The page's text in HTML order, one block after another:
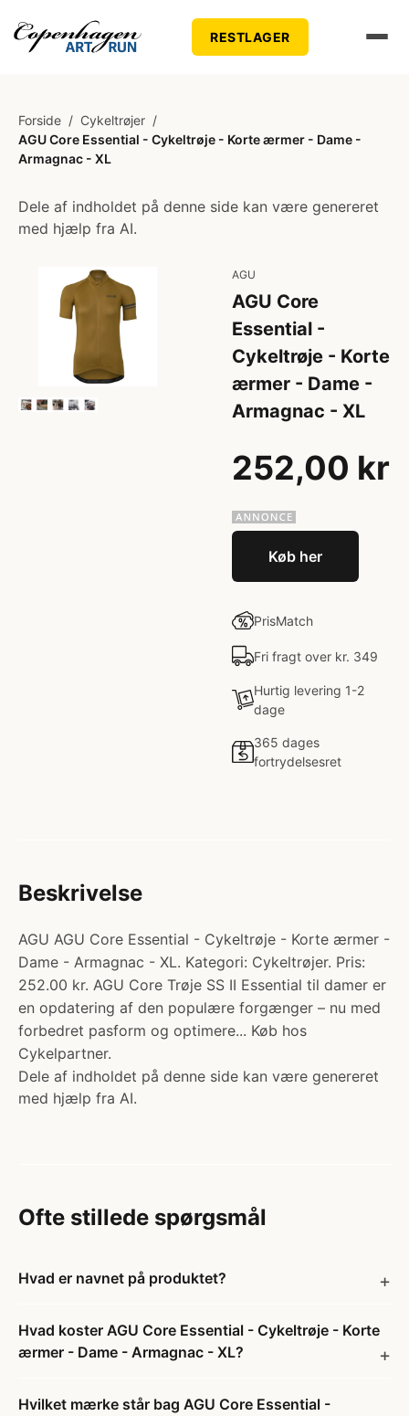
RESTLAGER
Forside / Cykeltrøjer /
AGU Core Essential - Cykeltrøje - Korte ærmer - Dame -
Armagnac - XL
Dele af indholdet på denne side kan være genereret
med hjælp fra AI.
AGU
AGU Core
Essential -
Cykeltrøje - Korte
ærmer - Dame -
Armagnac - XL
252,00 kr
Køb her
PrisMatch
Fri fragt over kr. 349
Hurtig levering 1-2
dage
365 dages
fortrydelsesret
Beskrivelse
AGU AGU Core Essential - Cykeltrøje - Korte ærmer -
Dame - Armagnac - XL. Kategori: Cykeltrøjer. Pris:
252.00 kr. AGU Core Trøje SS II Essential til damer er
en opdatering af den populære forgænger – nu med
forbedret pasform og optimere... Køb hos
Cykelpartner.
Dele af indholdet på denne side kan være genereret
med hjælp fra AI.
Ofte stillede spørgsmål
Hvad er navnet på produktet?
Hvad koster AGU Core Essential - Cykeltrøje - Korte
ærmer - Dame - Armagnac - XL?
Hvilket mærke står bag AGU Core Essential -